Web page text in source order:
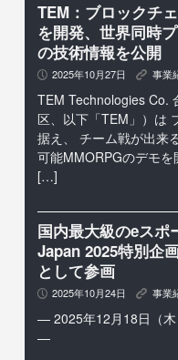
TEM：ブロックチ
を開発、世界同時
の技術情報を公開
P 2025年10月27日 K 事業
TEM Technologies Co.
区、以下「TEM」）は
据え、 チーム戦が出来
可能MMORPGのデモ
[…]
国内最大級のeスポ
Japan 2025特別企
として参画
P 2025年10月24日 K 事業
— 2025年12月18日（
—